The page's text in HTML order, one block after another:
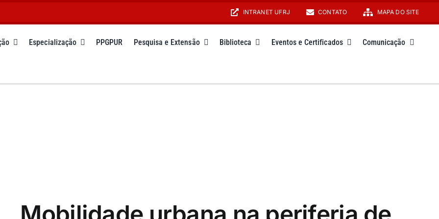
INTRANET UFRJ CONTATO MAPA DO SITE
Especialização PPGPUR Pesquisa e Extensão Biblioteca Eventos e Certificados Comunicação